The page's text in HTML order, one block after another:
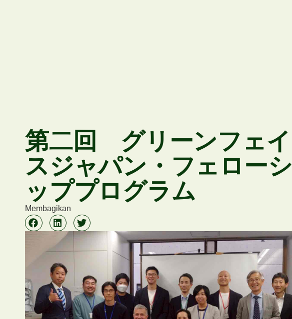
第二回 グリーンフェイ
スジャパン・フェローシ
ッププログラム
Membagikan